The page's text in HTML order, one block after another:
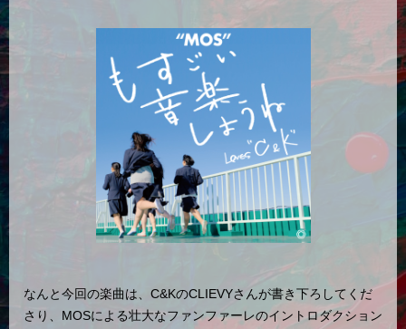
なんと今回の楽曲は、C&KのCLIEVYさんが書き下ろしてくだ
さり、MOSによる壮大なファンファーレのイントロダクション